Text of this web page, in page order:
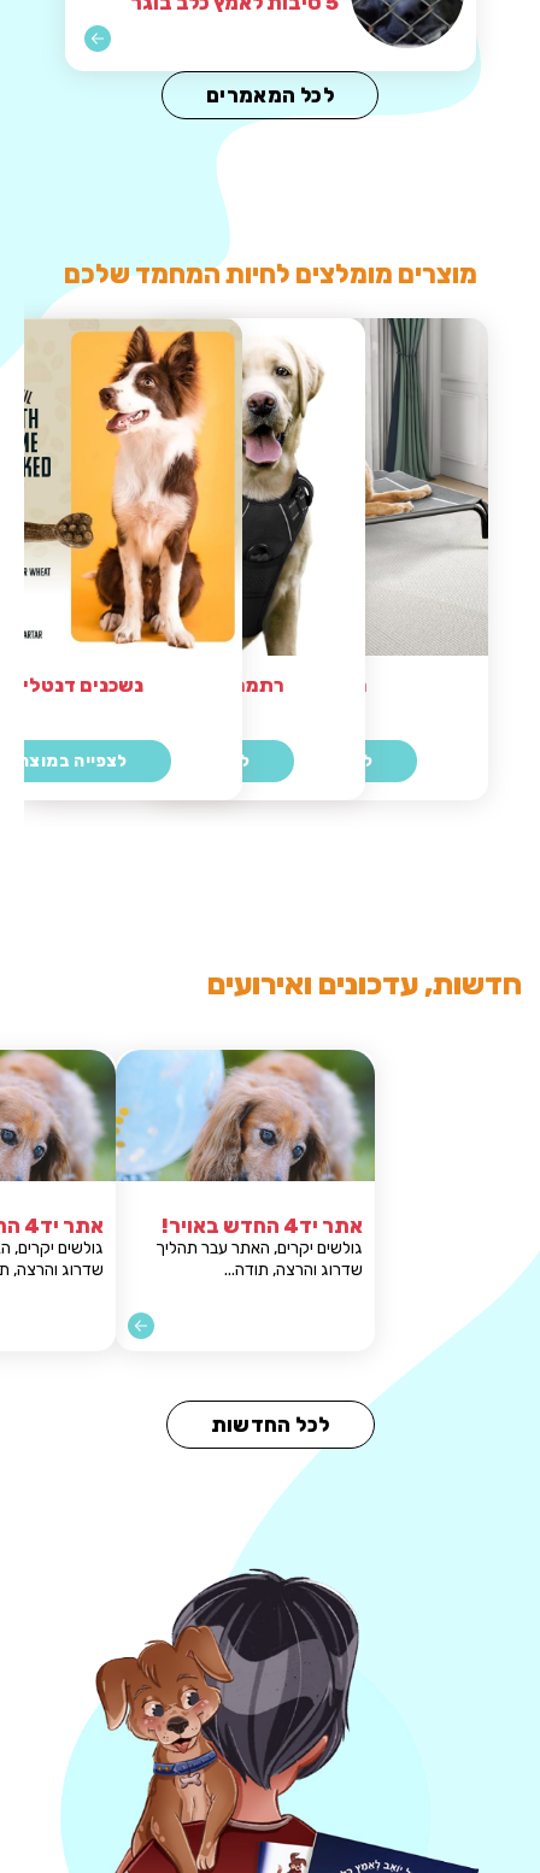
לכל המאמרים
מוצרים מומלצים לחיות המחמד שלכם
מיטה לכלב
לצפייה במוצר
רתמה מומלצת לכלב
לצפייה במוצר
נשכנים דנטליים
לצפייה במוצר
חדשות, עדכונים ואירועים
גולשים יקרים, האתר עבר תהליך
שדרוג והרצה, תודה...
אתר יד4 החדש באויר!
גולשים יקרים, האתר עבר תהליך
שדרוג והרצה, תודה...
לכל החדשות